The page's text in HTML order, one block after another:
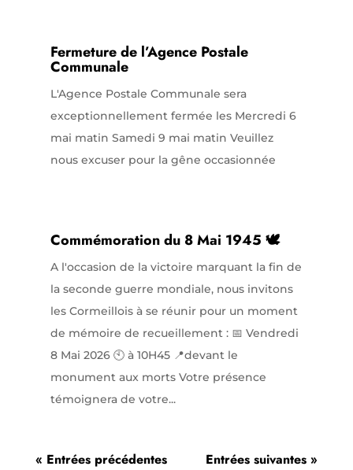
Fermeture de l’Agence Postale
Communale
L'Agence Postale Communale sera
exceptionnellement fermée les Mercredi 6
mai matin Samedi 9 mai matin Veuillez
nous excuser pour la gêne occasionnée
Commémoration du 8 Mai 1945 🕊️
A l'occasion de la victoire marquant la fin de
la seconde guerre mondiale, nous invitons
les Cormeillois à se réunir pour un moment
de mémoire de recueillement : 📅 Vendredi
8 Mai 2026 🕙 à 10H45 📍devant le
monument aux morts Votre présence
témoignera de votre...
« Entrées précédentes Entrées suivantes »